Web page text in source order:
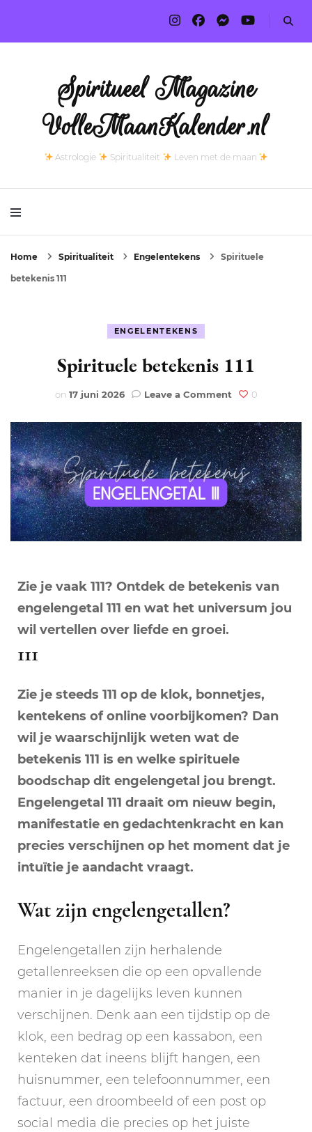
Spiritueel Magazine
VolleMaanKalender.nl
Astrologie Spiritualiteit Leven met de maan
Home Spiritualiteit Engelentekens Spirituele
betekenis 111
ENGELENTEKENS
Spirituele betekenis 111
on 17 juni 2026 Leave a Commenton
betekenis
111
0
Zie je vaak 111? Ontdek de betekenis van
engelengetal 111 en wat het universum jou
wil vertellen over liefde en groei.
111
Zie je steeds 111 op de klok, bonnetjes,
kentekens of online voorbijkomen? Dan
wil je waarschijnlijk weten wat de
betekenis 111 is en welke spirituele
boodschap dit engelengetal jou brengt.
Engelengetal 111 draait om nieuw begin,
manifestatie en gedachtenkracht en kan
precies verschijnen op het moment dat je
intuïtie je aandacht vraagt.
Wat zijn engelengetallen?
Engelengetallen zijn herhalende
getallenreeksen die op een opvallende
manier in je dagelijks leven kunnen
verschijnen. Denk aan een tijdstip op de
klok, een bedrag op een kassabon, een
kenteken dat ineens blijft hangen, een
huisnummer, een telefoonnummer, een
factuur, een droombeeld of een post op
social media die precies op het juiste